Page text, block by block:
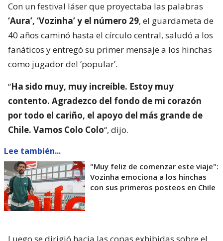
Con un festival láser que proyectaba las palabras
‘Aura’, ‘Vozinha’ y el número 29, el guardameta de
40 años caminó hasta el círculo central, saludó a los
fanáticos y entregó su primer mensaje a los hinchas
como jugador del ‘popular’.
“Ha sido muy, muy increíble. Estoy muy
contento. Agradezco del fondo de mi corazón
por todo el cariño, el apoyo del más grande de
Chile. Vamos Colo Colo“, dijo.
Lee también...
"Muy feliz de comenzar este viaje":
Vozinha emociona a los hinchas
con sus primeros posteos en Chile